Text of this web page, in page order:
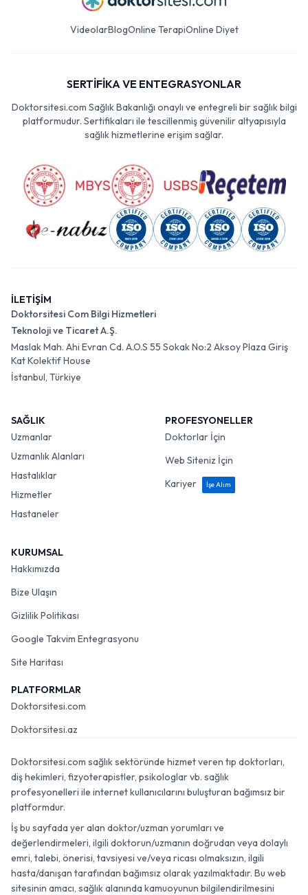
VideolarBlogOnline TerapiOnline Diyet
SERTİFİKA VE ENTEGRASYONLAR
Doktorsitesi.com Sağlık Bakanlığı onaylı ve entegreli bir sağlık bilgi
platformudur. Sertifikaları ile tescillenmiş güvenilir altyapısıyla
sağlık hizmetlerine erişim sağlar.
İLETİŞİM
Doktorsitesi Com Bilgi Hizmetleri
Teknoloji ve Ticaret A.Ş.
Maslak Mah. Ahi Evran Cd. A.O.S 55 Sokak No:2 Aksoy Plaza Giriş
Kat Kolektif House
İstanbul, Türkiye
SAĞLIK
Uzmanlar
Uzmanlık Alanları
Hastalıklar
Hizmetler
Hastaneler
PROFESYONELLER
Doktorlar İçin
Web Siteniz İçin
Kariyer
İşe Alım
KURUMSAL
Hakkımızda
Bize Ulaşın
Gizlilik Politikası
Google Takvim Entegrasyonu
Site Haritası
PLATFORMLAR
Doktorsitesi.com
Doktorsitesi.az
Doktorsitesi.com sağlık sektöründe hizmet veren tıp doktorları,
diş hekimleri, fizyoterapistler, psikologlar vb. sağlık
profesyonelleri ile internet kullanıcılarını buluşturan bağımsız bir
platformdur.
İş bu sayfada yer alan doktor/uzman yorumları ve
değerlendirmeleri, ilgili doktorun/uzmanın doğrudan veya dolaylı
emri, talebi, önerisi, tavsiyesi ve/veya ricası olmaksızın, ilgili
hasta/danışan tarafından bağımsız olarak yazılmaktadır. Bu web
sitesinin amacı, sağlık alanında kamuoyunun bilgilendirilmesini